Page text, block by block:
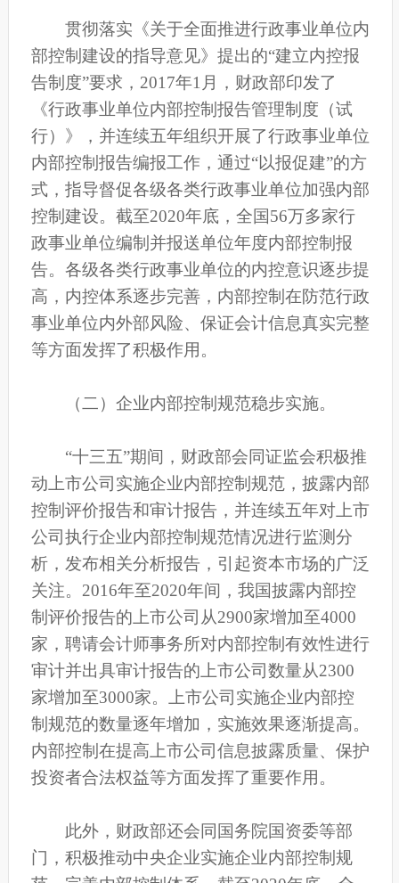
贯彻落实《关于全面推进行政事业单位内
部控制建设的指导意见》提出的“建立内控报
告制度”要求，2017年1月，财政部印发了
《行政事业单位内部控制报告管理制度（试
行）》，并连续五年组织开展了行政事业单位
内部控制报告编报工作，通过“以报促建”的方
式，指导督促各级各类行政事业单位加强内部
控制建设。截至2020年底，全国56万多家行
政事业单位编制并报送单位年度内部控制报
告。各级各类行政事业单位的内控意识逐步提
高，内控体系逐步完善，内部控制在防范行政
事业单位内外部风险、保证会计信息真实完整
等方面发挥了积极作用。
（二）企业内部控制规范稳步实施。
“十三五”期间，财政部会同证监会积极推
动上市公司实施企业内部控制规范，披露内部
控制评价报告和审计报告，并连续五年对上市
公司执行企业内部控制规范情况进行监测分
析，发布相关分析报告，引起资本市场的广泛
关注。2016年至2020年间，我国披露内部控
制评价报告的上市公司从2900家增加至4000
家，聘请会计师事务所对内部控制有效性进行
审计并出具审计报告的上市公司数量从2300
家增加至3000家。上市公司实施企业内部控
制规范的数量逐年增加，实施效果逐渐提高。
内部控制在提高上市公司信息披露质量、保护
投资者合法权益等方面发挥了重要作用。
此外，财政部还会同国务院国资委等部
门，积极推动中央企业实施企业内部控制规